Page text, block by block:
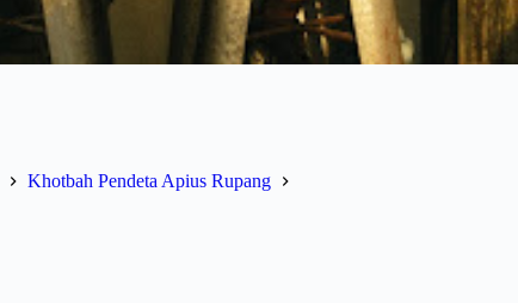
Khotbah Pendeta Apius Rupang